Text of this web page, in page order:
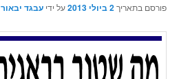
פורסם בתאריך2 ביולי 2013 על ידיעבגד יבאור